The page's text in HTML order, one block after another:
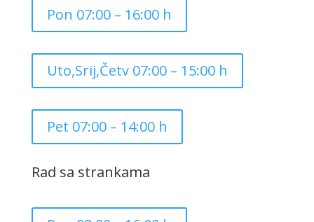
Pon 07:00 – 16:00 h
Uto,Srij,Četv 07:00 – 15:00 h
Pet 07:00 – 14:00 h
Rad sa strankama